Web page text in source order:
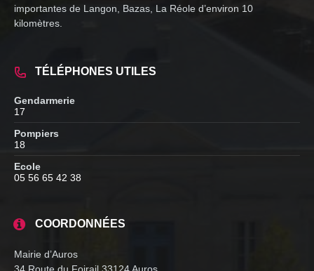
importantes de Langon, Bazas, La Réole d’environ 10
kilomètres.
TÉLÉPHONES UTILES
Gendarmerie
17
Pompiers
18
Ecole
05 56 65 42 38
COORDONNÉES
Mairie d’Auros
34 Route du Foirail 33124 Auros